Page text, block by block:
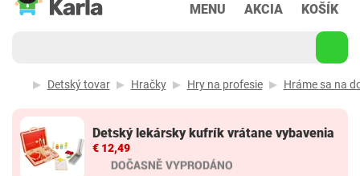
MENU AKCIA KOŠÍK
Detský tovar Hračky Hry na profesie Hráme sa na
Detský lekársky kufrík vrátane vybavenia
€ 12,49